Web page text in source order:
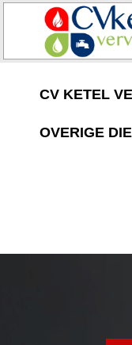
CV KETEL
OVERIGE